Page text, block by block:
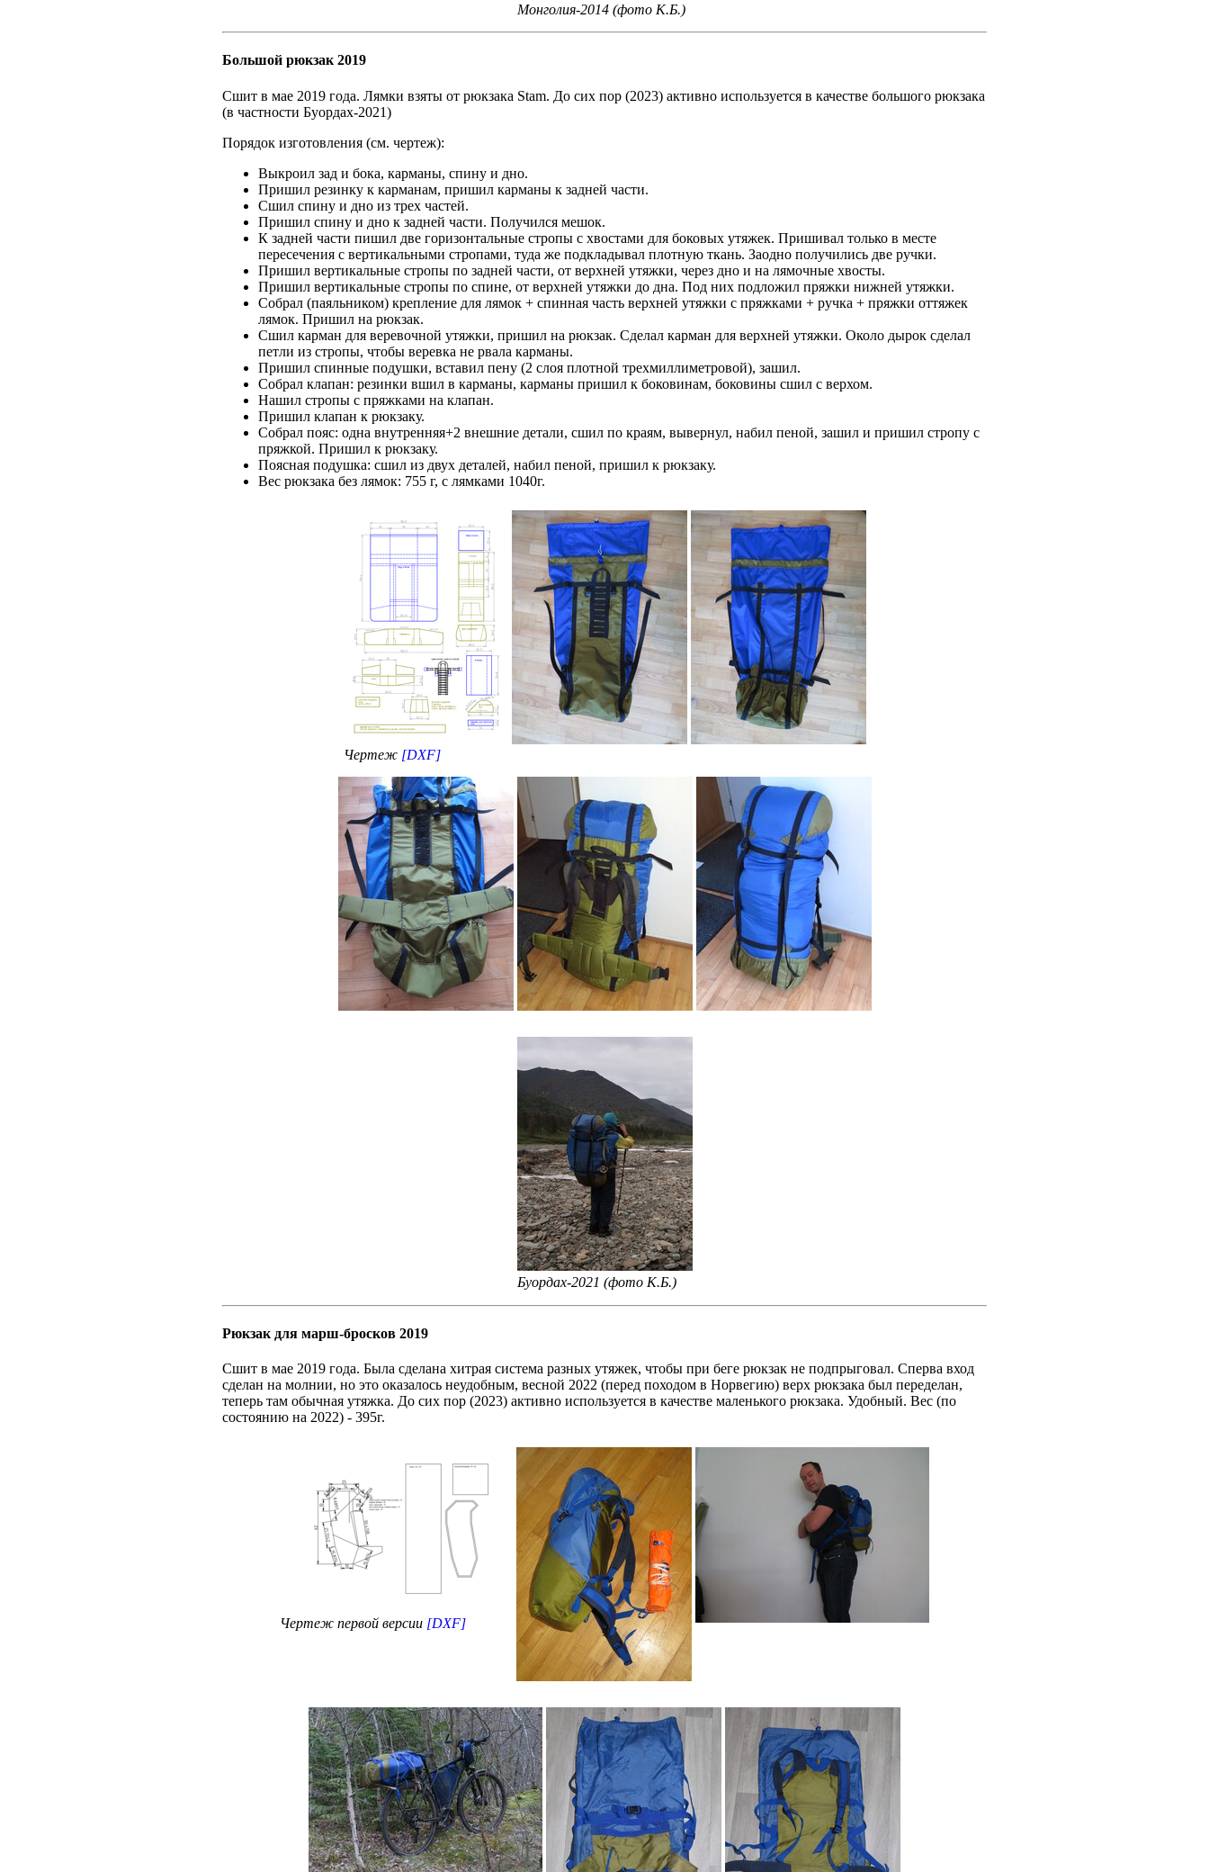
Монголия-2014 (фото К.Б.)
Большой рюкзак 2019
Сшит в мае 2019 года. Лямки взяты от рюкзака Stam. До сих пор (2023) активно используется в качестве большого рюкзака
(в частности Буордах-2021)
Порядок изготовления (см. чертеж):
Выкроил зад и бока, карманы, спину и дно.
Пришил резинку к карманам, пришил карманы к задней части.
Сшил спину и дно из трех частей.
Пришил спину и дно к задней части. Получился мешок.
К задней части пишил две горизонтальные стропы с хвостами для боковых утяжек. Пришивал только в месте
пересечения с вертикальными стропами, туда же подкладывал плотную ткань. Заодно получились две ручки.
Пришил вертикальные стропы по задней части, от верхней утяжки, через дно и на лямочные хвосты.
Пришил вертикальные стропы по спине, от верхней утяжки до дна. Под них подложил пряжки нижней утяжки.
Собрал (паяльником) крепление для лямок + спинная часть верхней утяжки с пряжками + ручка + пряжки оттяжек
лямок. Пришил на рюкзак.
Сшил карман для веревочной утяжки, пришил на рюкзак. Сделал карман для верхней утяжки. Около дырок сделал
петли из стропы, чтобы веревка не рвала карманы.
Пришил спинные подушки, вставил пену (2 слоя плотной трехмиллиметровой), зашил.
Собрал клапан: резинки вшил в карманы, карманы пришил к боковинам, боковины сшил с верхом.
Нашил стропы с пряжками на клапан.
Пришил клапан к рюкзаку.
Собрал пояс: одна внутренняя+2 внешние детали, сшил по краям, вывернул, набил пеной, зашил и пришил стропу с
пряжкой. Пришил к рюкзаку.
Поясная подушка: сшил из двух деталей, набил пеной, пришил к рюкзаку.
Вес рюкзака без лямок: 755 г, с лямками 1040г.
Чертеж [DXF]
Буордах-2021 (фото К.Б.)
Рюкзак для марш-бросков 2019
Сшит в мае 2019 года. Была сделана хитрая система разных утяжек, чтобы при беге рюкзак не подпрыговал. Сперва вход
сделан на молнии, но это оказалось неудобным, весной 2022 (перед походом в Норвегию) верх рюкзака был переделан,
теперь там обычная утяжка. До сих пор (2023) активно используется в качестве маленького рюкзака. Удобный. Вес (по
состоянию на 2022) - 395г.
Чертеж первой версии [DXF]